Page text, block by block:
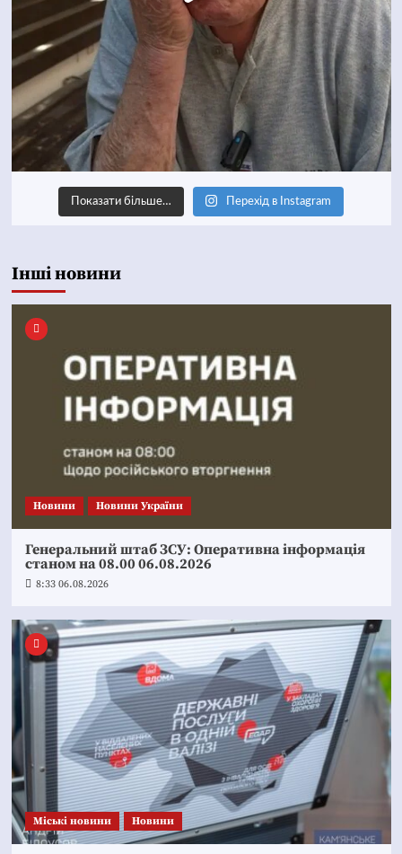
Показати більше… Перехід в Instagram
Інші новини
Новини Новини України
Генеральний штаб ЗСУ: Оперативна інформація
станом на 08.00 06.08.2026
8:33 06.08.2026
Mіські новини Новини